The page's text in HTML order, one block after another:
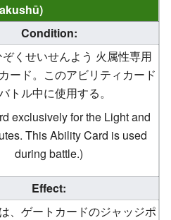
Condition:
くせいせんよう 火属性専用
ード。このアビリティカード
トル中に使用する。
exclusively for the Light and
This Ability Card is used
during battle.)
Effect:
、ゲートカードのジャッジポ